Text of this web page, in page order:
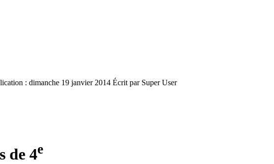
: dimanche 19 janvier 2014 Écrit par Super User
de 4e